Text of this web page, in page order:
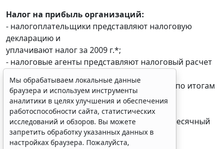
Налог на прибыль организаций:
- налогоплательщики представляют налоговую
декларацию и
уплачивают налог за 2009 г.*;
- налоговые агенты представляют налоговый расчет
- налоговые агенты представляют расчеты по итогам
отчетного
периода*;
- налогоплательщики уплачивают 3-й ежемесячный
авансовый
платеж по налогу за I квартал 2010 г. (об
Мы обрабатываем локальные данные
браузера и используем инструменты
аналитики в целях улучшения и обеспечения
работоспособности сайта, статистических
запретить обработку указанных данных в
настройках браузера. Пожалуйста,
ознакомьтесь с условиями их обработки.
Принять